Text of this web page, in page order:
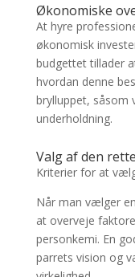
Økonomiske
At hyre
økonomisk
budgettet tillader
hvordan denne
brylluppet, såsom
underholdning.
Valg af den
Kriterier for at
Når man vælger
at overveje
personkemi. En
parrets vision og